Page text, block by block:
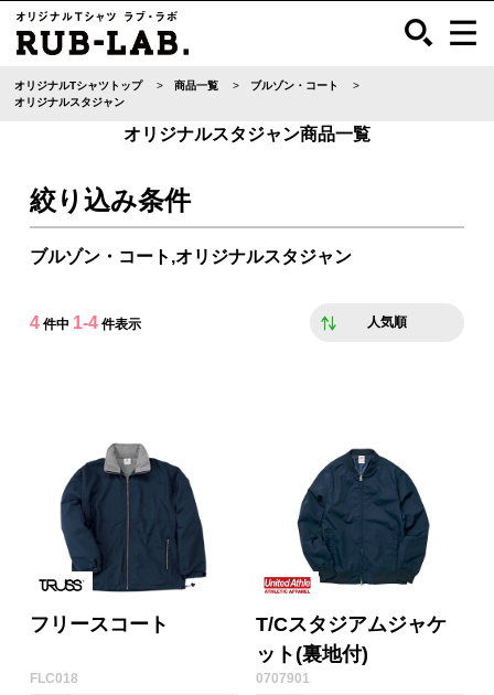
オリジナルTシャツトップ 商品一覧
ブルゾン・コート
オリジナルスタジャン
オリジナルスタジャン商品一覧
絞り込み条件
ブルゾン・コート,オリジナルスタジャン
4件中 1-4件表示 人気順
フリースコート
FLC018
T/Cスタジアムジャケ
ット(裏地付)
0707901